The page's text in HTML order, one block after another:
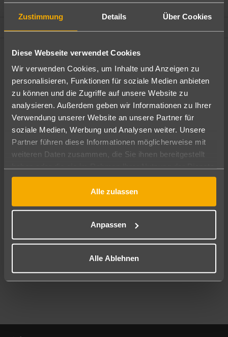
Zustimmung Details Über Cookies
Diese Webseite verwendet Cookies
Wir verwenden Cookies, um Inhalte und Anzeigen zu
personalisieren, Funktionen für soziale Medien anbieten
zu können und die Zugriffe auf unsere Website zu
analysieren. Außerdem geben wir Informationen zu Ihrer
Verwendung unserer Website an unsere Partner für
soziale Medien, Werbung und Analysen weiter. Unsere
Partner führen diese Informationen möglicherweise mit
weiteren Daten zusammen, die Sie ihnen bereitgestellt
gesammelt haben.
Alle zulassen
Anpassen
Alle Ablehnen
Bewertungen
Ändere die Kriterien nach deinen Wünschen
Pauschal Nur Hotel
Abflughafen
Alle Abflughäfen
10.08.26–08.08.27 7-21 Nächte
Mehr Filter anzeigen